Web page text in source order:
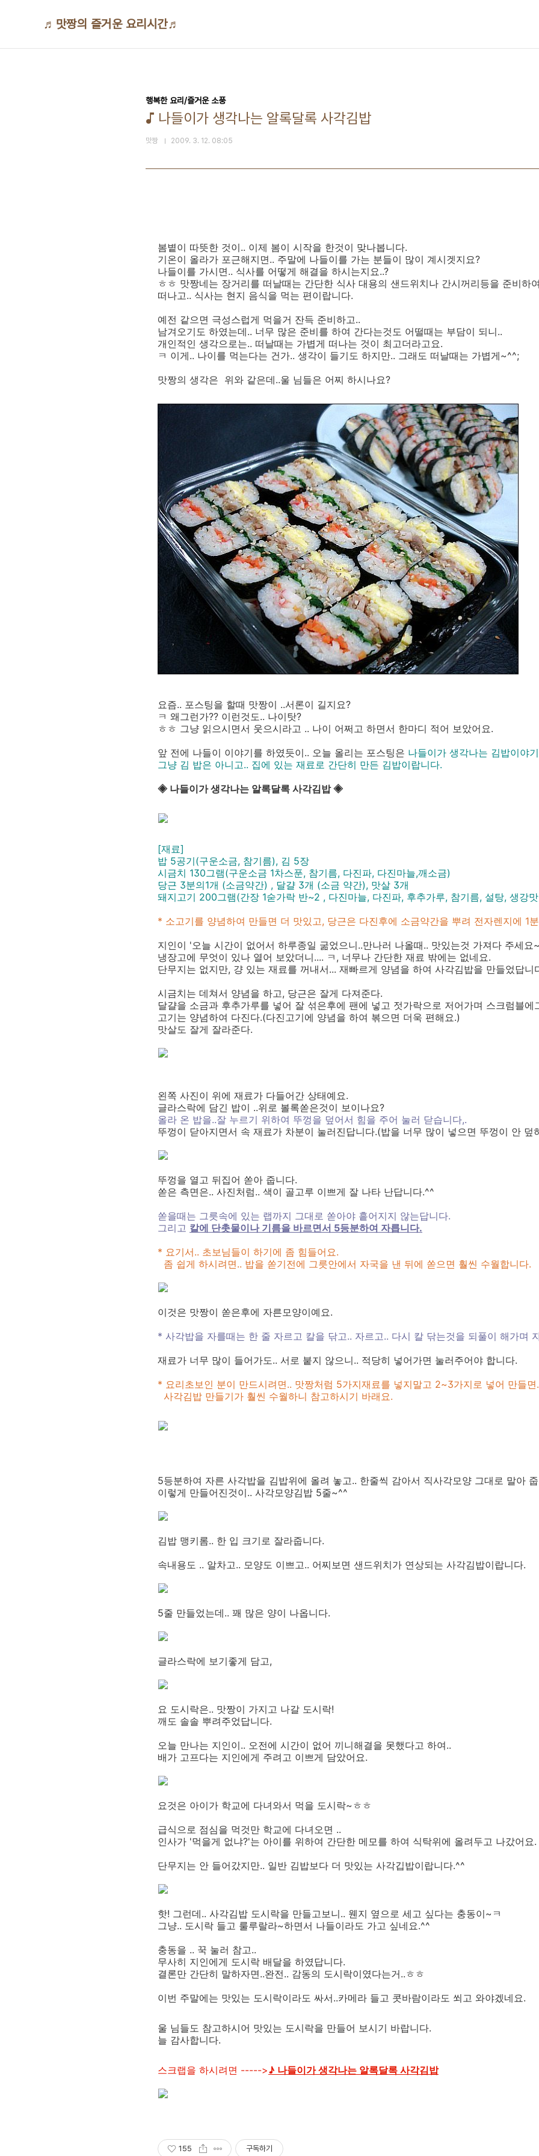
♬맛짱의 즐거운 요리시간♬
행복한 요리/즐거운 소풍
♪ 나들이가 생각나는 알록달록 사각김밥
맛짱 2009. 3. 12. 08:05
봄볕이 따뜻한 것이.. 이제 봄이 시작을 한것이 맞나봅니다.
기온이 올라가 포근해지면.. 주말에 나들이를 가는 분들이 많이 계시겟지요?
나들이를 가시면.. 식사를 어떻게 해결을 하시는지요..?
ㅎㅎ 맛짱네는 장거리를 떠날때는 간단한 식사 대용의 샌드위치나 간시꺼리등을 준비하여
떠나고.. 식사는 현지 음식을 먹는 편이랍니다.
예전 같으면 극성스럽게 먹을거 잔득 준비하고..
남겨오기도 하였는데.. 너무 많은 준비를 하여 간다는것도 어떨때는 부담이 되니..
개인적인 생각으로는.. 떠날때는 가볍게 떠나는 것이 최고더라고요.
ㅋ 이게.. 나이를 먹는다는 건가.. 생각이 들기도 하지만.. 그래도 떠날때는 가볍게~^^;
맛짱의 생각은 위와 같은데..울 님들은 어찌 하시나요?
요즘.. 포스팅을 할때 맛짱이 ..서론이 길지요?
ㅋ 왜그런가?? 이런것도.. 나이탓?
ㅎㅎ 그냥 읽으시면서 웃으시라고 .. 나이 어쩌고 하면서 한마디 적어 보았어요.
앞 전에 나들이 이야기를 하였듯이.. 오늘 올리는 포스팅은 나들이가 생각나는 김밥이야
그냥 김 밥은 아니고.. 집에 있는 재료로 간단히 만든 김밥이랍니다.
◈ 나들이가 생각나는 알록달록 사각김밥 ◈
[재료]
밥 5공기(구운소금, 참기름), 김 5장
시금치 130그램(구운소금 1차스푼, 참기름, 다진파, 다진마늘,깨소금)
당근 3분의1개 (소금약간) , 달걀 3개 (소금 약간), 맛살 3개
돼지고기 200그램(간장 1숟가락 반~2 , 다진마늘, 다진파, 후추가루, 참기름, 설탕, 생강
* 소고기를 양념하여 만들면 더 맛있고, 당근은 다진후에 소금약간을 뿌려 전자렌지에 1
지인이 '오늘 시간이 없어서 하루종일 굶었으니..만나러 나올때.. 맛있는것 가져다 주세요
냉장고에 무엇이 있나 열어 보았더니.... ㅋ, 너무나 간단한 재료 밖에는 없네요.
단무지는 없지만, 걍 있는 재료를 꺼내서... 재빠르게 양념을 하여 사각김밥을 만들었답니
시금치는 데쳐서 양념을 하고, 당근은 잘게 다져준다.
달걀을 소금과 후추가루를 넣어 잘 섞은후에 팬에 넣고 젓가락으로 저어가며 스크럼블
고기는 양념하여 다진다.(다진고기에 양념을 하여 볶으면 더욱 편해요.)
맛살도 잘게 잘라준다.
왼쪽 사진이 위에 재료가 다들어간 상태예요.
글라스락에 담긴 밥이 ..위로 볼록쏟은것이 보이나요?
올라 온 밥을..잘 누르기 위하여 뚜껑을 덮어서 힘을 주어 눌러 닫습니다,.
뚜껑이 닫아지면서 속 재료가 차분이 눌러진답니다.(밥을 너무 많이 넣으면 뚜껑이 안 덮
뚜껑을 열고 뒤집어 쏟아 줍니다.
쏟은 측면은.. 사진처럼.. 색이 골고루 이쁘게 잘 나타 난답니다.^^
쏟을때는 그릇속에 있는 랩까지 그대로 쏟아야 흩어지지 않는답니다.
그리고 칼에 단촛물이나 기름을 바르면서 5등분하여 자릅니다.
* 요기서.. 초보님들이 하기에 좀 힘들어요.
좀 쉽게 하시려면.. 밥을 쏟기전에 그릇안에서 자국을 낸 뒤에 쏟으면 훨씬 수월합니다.
이것은 맛짱이 쏟은후에 자른모양이예요.
* 사각밥을 자를때는 한 줄 자르고 칼을 닦고.. 자르고.. 다시 칼 닦는것을 되풀이 해가며
재료가 너무 많이 들어가도.. 서로 붙지 않으니.. 적당히 넣어가면 눌러주어야 합니다.
* 요리초보인 분이 만드시려면.. 맛짱처럼 5가지재료를 넣지말고 2~3가지로 넣어 만들면
사각김밥 만들기가 훨씬 수월하니 참고하시기 바래요.
5등분하여 자른 사각밥을 김밥위에 올려 놓고.. 한줄씩 감아서 직사각모양 그대로 말아
이렇게 만들어진것이.. 사각모양김밥 5줄~^^
김밥 맹키롬.. 한 입 크기로 잘라줍니다.
속내용도 .. 알차고.. 모양도 이쁘고.. 어찌보면 샌드위치가 연상되는 사각김밥이랍니다.
5줄 만들었는데.. 꽤 많은 양이 나옵니다.
글라스락에 보기좋게 담고,
요 도시락은.. 맛짱이 가지고 나갈 도시락!
깨도 솔솔 뿌려주었답니다.
오늘 만나는 지인이.. 오전에 시간이 없어 끼니해결을 못했다고 하여..
배가 고프다는 지인에게 주려고 이쁘게 담았어요.
요것은 아이가 학교에 다녀와서 먹을 도시락~ㅎㅎ
급식으로 점심을 먹것만 학교에 다녀오면 ..
인사가 '먹을게 없냐?'는 아이를 위하여 간단한 메모를 하여 식탁위에 올려두고 나갔어요.
단무지는 안 들어갔지만.. 일반 김밥보다 더 맛있는 사각깁밥이랍니다.^^
핫! 그런데.. 사각김밥 도시락을 만들고보니.. 웬지 옆으로 세고 싶다는 충동이~ㅋ
그냥.. 도시락 들고 룰루랄라~하면서 나들이라도 가고 싶네요.^^
충동을 .. 꾹 눌러 참고..
무사히 지인에게 도시락 배달을 하였답니다.
결론만 간단히 말하자면..완전.. 감동의 도시락이였다는거..ㅎㅎ
이번 주말에는 맛있는 도시락이라도 싸서..카메라 들고 콧바람이라도 쐬고 와야겠네요.
울 님들도 참고하시어 맛있는 도시락을 만들어 보시기 바랍니다.
늘 감사합니다.
스크랩을 하시려면 ----->♪ 나들이가 생각나는 알록달록 사각김밥
155 구독하기